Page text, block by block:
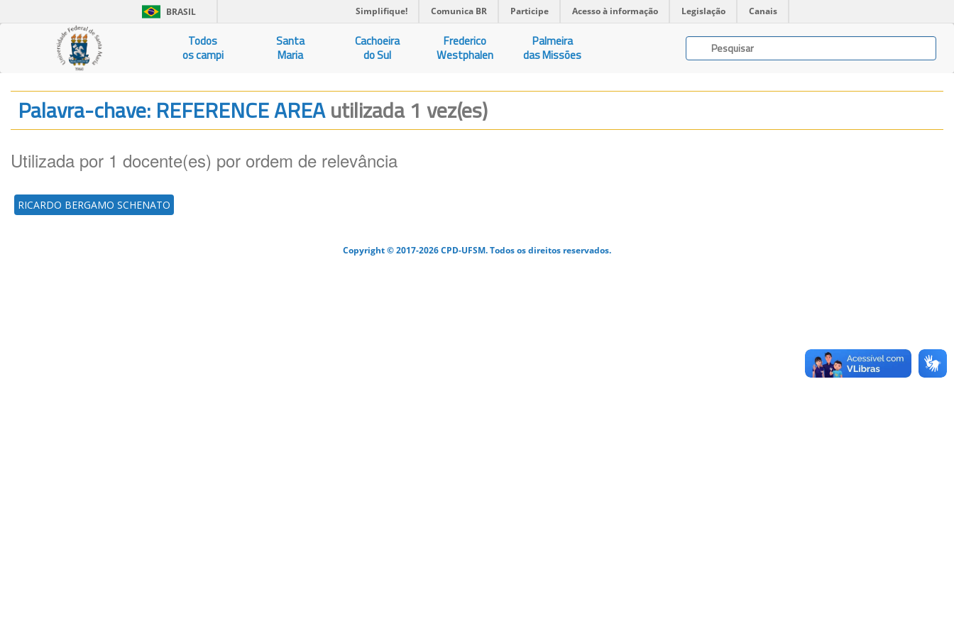
BRASIL Simplifique! Comunica BR Participe Acesso à informação Legislação Canais
Todos
os campi
Santa
Maria
Cachoeira
do Sul
Frederico
Westphalen
Palmeira
das Missões
Palavra-chave: REFERENCE AREAutilizada 1 vez(es)
Utilizada por 1 docente(es) por ordem de relevância
RICARDO BERGAMO SCHENATO
Copyright © 2017-2026 CPD-UFSM. Todos os direitos reservados.